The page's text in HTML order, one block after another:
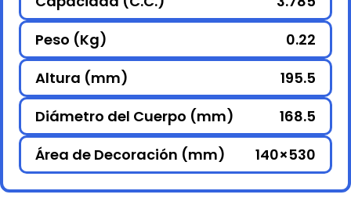
Peso (Kg)
0.22
Altura (mm)
195.5
Diámetro del Cuerpo (mm)
168.5
Área de Decoración (mm)
140×530